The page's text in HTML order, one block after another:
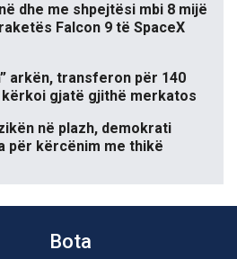
dhe me shpejtësi mbi 8 mijë
Falcon 9 të SpaceX
arkën, transferon për 140
gjatë gjithë merkatos
në plazh, demokrati
për kërcënim me thikë
Bota